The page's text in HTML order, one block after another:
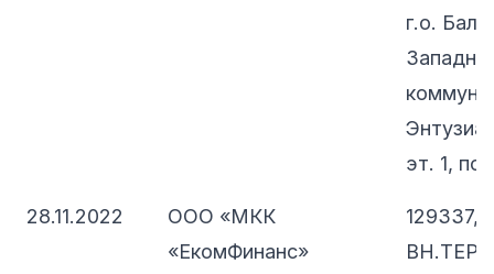
г.о.
эт. 1,
28.11.2022
ООО «МКК
«ЕкомФинанс»
129337,